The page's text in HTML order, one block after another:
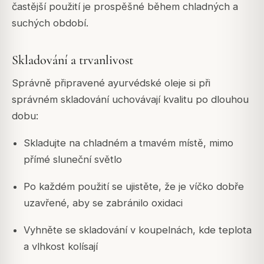
častější použití je prospěšné během chladných a
suchých období.
Skladování a trvanlivost
Správně připravené ayurvédské oleje si při
správném skladování uchovávají kvalitu po dlouhou
dobu:
Skladujte na chladném a tmavém místě, mimo
přímé sluneční světlo
Po každém použití se ujistěte, že je víčko dobře
uzavřené, aby se zabránilo oxidaci
Vyhněte se skladování v koupelnách, kde teplota
a vlhkost kolísají